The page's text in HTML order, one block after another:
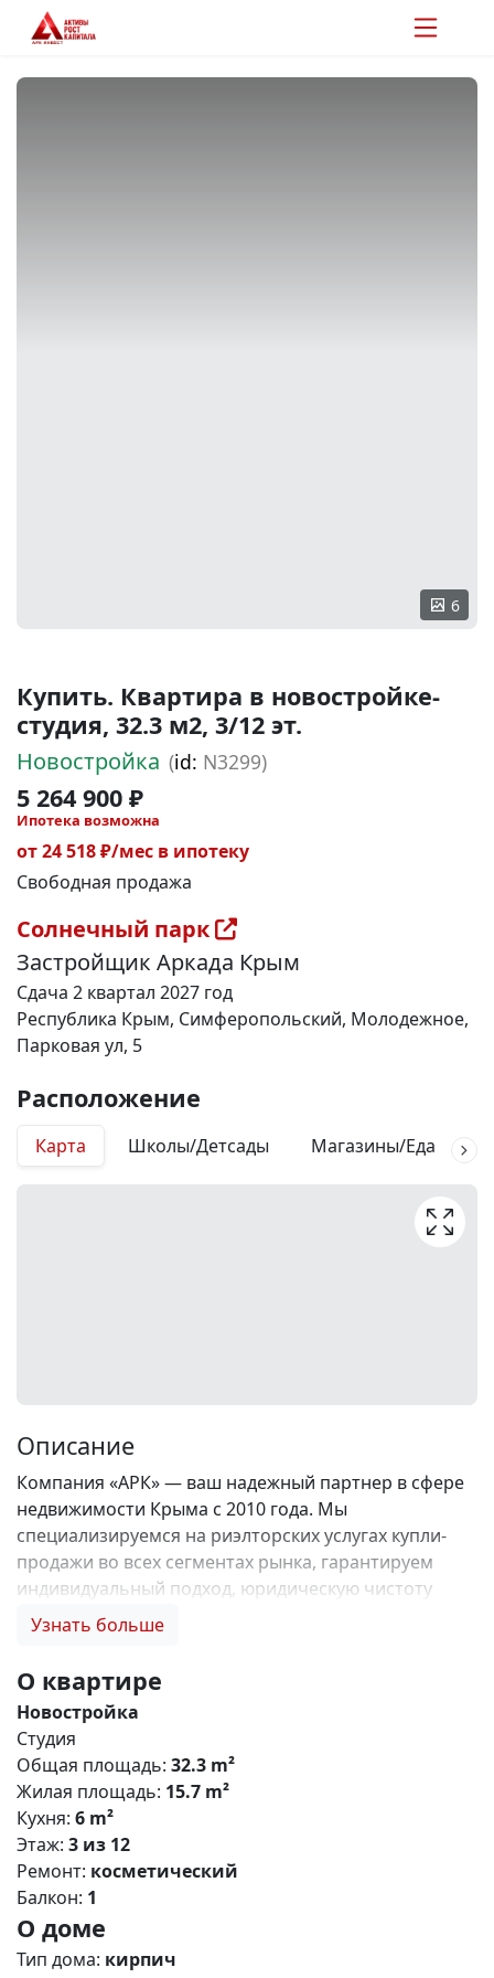
6
Купить. Квартира в новостройке-
студия, 32.3 м2, 3/12 эт.
Новостройка (id: N3299)
5 264 900 ₽
Ипотека возможна
от 24 518 ₽/мес в ипотеку
Свободная продажа
Солнечный парк
Застройщик Аркада Крым
Сдача 2 квартал 2027 год
Республика Крым, Симферопольский, Молодежное,
Парковая ул, 5
Расположение
Карта Школы/Детсады Магазины/Еда
Описание
Компания «АРК» — ваш надежный партнер в сфере
недвижимости Крыма с 2010 года. Мы
специализируемся на риэлторских услугах купли-
продажи во всех сегментах рынка, гарантируем
индивидуальный подход, юридическую чистоту
объектов и безопасность сделок. Самое ценное для
комиссии и оформление ипотеки бесплатно; 2.
Покупку недвижимости по цене застройщика +
акции, бонусы, подарки; 3. Экспертное мнение о
каждом застройщике. Ваши интересы — наш
приоритет! 4. Профессиональную поддержку на всех
этапах сделки до получения ключей; 5. Фейерверк
подарков🎁 🎁 🎁! Купи с нами и выбери свой
ПОДАРОК! ЖК «Солнечный парк» — масштабный
проект комфорт-класса в пригороде Симферополя,
расположенный в посёлке городского типа
Молодёжное. Комплекс сочетает современную
архитектуру, развитую инфраструктуру и
Узнать больше
О квартире
Новостройка
Студия
Общая площадь: 32.3 m²
Жилая площадь: 15.7 m²
Кухня: 6 m²
Этаж: 3 из 12
Ремонт: косметический
Балкон: 1
О доме
Тип дома: кирпич